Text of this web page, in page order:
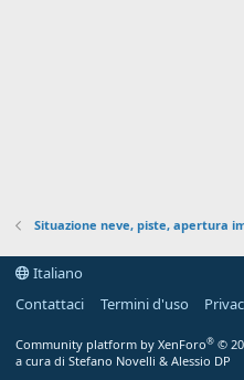
Situazione neve, piste, apertura
Italiano
Contattaci
Termini d'uso
Community platform by XenForo® ©
a cura di Stefano Novelli & Alessio DP